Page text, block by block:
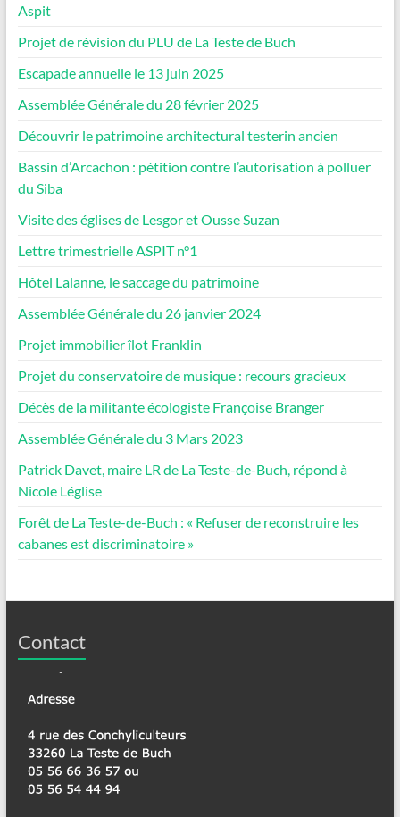
Aspit
Projet de révision du PLU de La Teste de Buch
Escapade annuelle le 13 juin 2025
Assemblée Générale du 28 février 2025
Découvrir le patrimoine architectural testerin ancien
Bassin d’Arcachon : pétition contre l’autorisation à polluer
du Siba
Visite des églises de Lesgor et Ousse Suzan
Lettre trimestrielle ASPIT n°1
Hôtel Lalanne, le saccage du patrimoine
Assemblée Générale du 26 janvier 2024
Projet immobilier îlot Franklin
Projet du conservatoire de musique : recours gracieux
Décès de la militante écologiste Françoise Branger
Assemblée Générale du 3 Mars 2023
Patrick Davet, maire LR de La Teste-de-Buch, répond à
Nicole Léglise
Forêt de La Teste-de-Buch : « Refuser de reconstruire les
cabanes est discriminatoire »
Contact